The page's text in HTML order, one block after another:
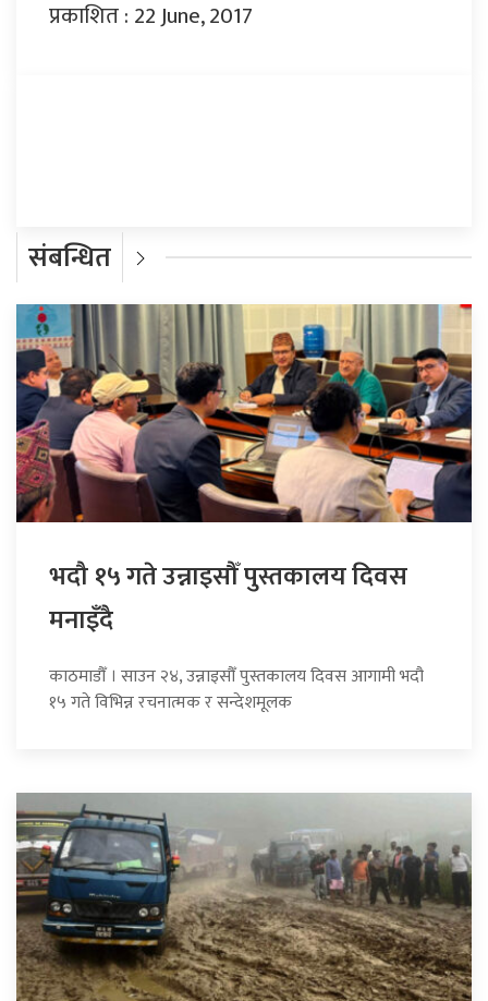
प्रकाशित : 22 June, 2017
संबन्धित
भदौ १५ गते उन्नाइसौँ पुस्तकालय दिवस
मनाइँदै
काठमाडौँ । साउन २४, उन्नाइसौँ पुस्तकालय दिवस आगामी भदौ
१५ गते विभिन्न रचनात्मक र सन्देशमूलक